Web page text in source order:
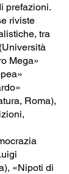
prefazioni.
riviste
tra
Mega»
Roma),
«Nipoti di